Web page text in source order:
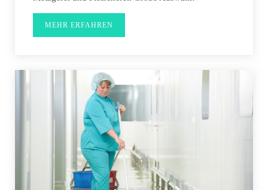
MEHR ERFAHREN